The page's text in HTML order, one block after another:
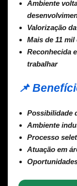
Ambiente
Valorização
Mais de 11
Reconhecida
trabalhar
📌
Possibilidade
Ambiente
Processo
Atuação em